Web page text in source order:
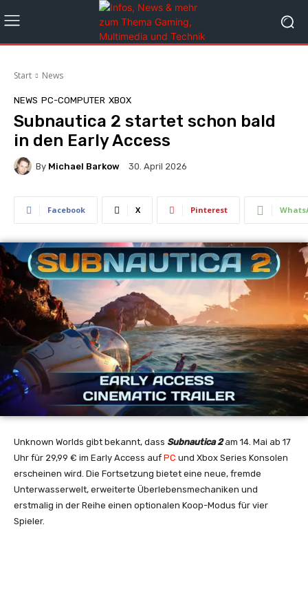
Start News
NEWS PC-COMPUTER XBOX
Subnautica 2 startet schon bald
in den Early Access
By Michael Barkow 30. April 2026
Facebook X Pinterest
Unknown Worlds gibt bekannt, dass Subnautica 2am 14. Mai ab 17
Uhr für 29,99 € im Early Access auf PC und Xbox Series Konsolen
erscheinen wird. Die Fortsetzung bietet eine neue, fremde
Unterwasserwelt, erweiterte Überlebensmechaniken und
erstmalig in der Reihe einen optionalen Koop-Modus für vier
Spieler.